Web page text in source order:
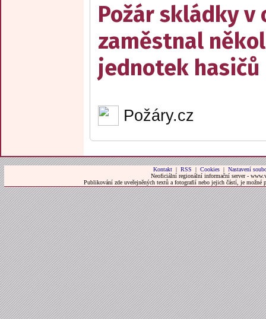
Požár skládky v
zaměstnal
jednotek hasičů
Požáry.cz
Kontakt| RSS | Cookies| Nastavení
Neoficiální regionální informační server -
Publikování zde uveřejněných textů a fotografií nebo jejich částí, je možné